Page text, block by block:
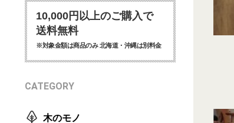
10,000円以上のご購入で
送料無料
※対象金額は商品のみ 北海道・沖縄は別料金
CATEGORY
木のモノ